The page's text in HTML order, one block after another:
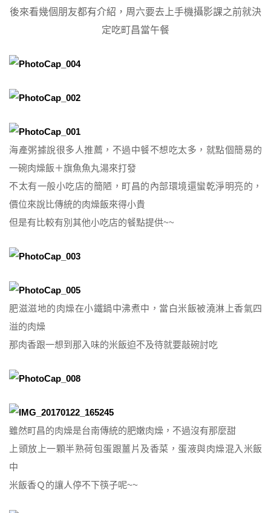
後來看幾個朋友都有介紹，周六要去上手機攝影課之前就決
定吃町昌當午餐
海產粥據說很多人推薦，不過中餐不想吃太多，就點個簡易的
一碗肉燥飯＋旗魚魚丸湯來打發
不太有一般小吃店的簡陋，町昌的內部環境還蠻乾淨明亮的，
價位來說比傳統的肉燥飯來得小貴
但是有比較有別其他小吃店的餐點提供~~
肥滋滋地的肉燥在小鐵鍋中沸煮中，當白米飯被澆淋上香氣四
溢的肉燥
那肉香跟一想到那入味的米飯迫不及待就要敲碗討吃
雖然町昌的肉燥是台南傳統的肥嫩肉燥，不過沒有那麼甜
上頭放上一顆半熟荷包蛋跟薑片及香菜，蛋液與肉燥混入米飯
中
米飯香Ｑ的讓人停不下筷子呢~~